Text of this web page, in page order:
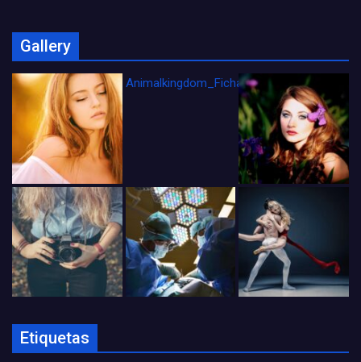
Gallery
Animalkingdom_FichaCine
Etiquetas